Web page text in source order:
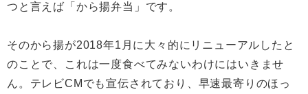
つと言えば「から揚弁当」です。
そのから揚が2018年1月に大々的にリニューアルしたと
のことで、これは一度食べてみないわけにはいきませ
ん。テレビCMでも宣伝されており、早速最寄りのほっ